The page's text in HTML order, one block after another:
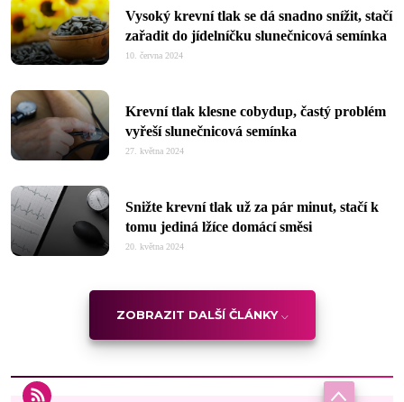
Vysoký krevní tlak se dá snadno snížit, stačí
zařadit do jídelníčku slunečnicová semínka
10. června 2024
Krevní tlak klesne cobydup, častý problém
vyřeší slunečnicová semínka
27. května 2024
Snižte krevní tlak už za pár minut, stačí k
tomu jediná lžíce domácí směsi
20. května 2024
ZOBRAZIT DALŠÍ ČLÁNKY